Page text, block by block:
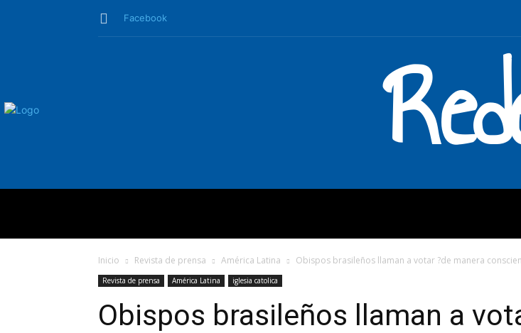
Facebook
Inicio Revista de prensa América Latina Obispos brasileños llaman a votar ?de manera
Revista de prensa América Latina iglesia catolica
Obispos brasileños llaman a